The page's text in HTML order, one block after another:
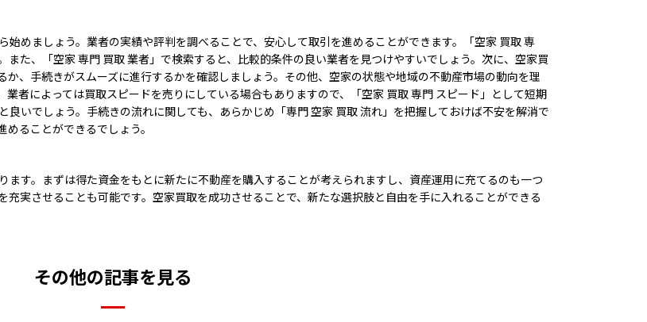
めましょう。業者の実績や評判を調べることで、安心して取引を進めることができます。「空家 買取 専
た、「空家 専門 買取 業者」で検索すると、比較的条件の良い業者を見つけやすいでしょう。次に、空家買
、手続きがスムーズに進行するかを確認しましょう。その他、空家の状態や地域の不動産市場の動向を理
者によっては買取スピードを売りにしている場合もありますので、「空家 買取 専門 スピード」として短期
いでしょう。手続きの流れに関しても、あらかじめ「専門 空家 買取 流れ」を把握しておけば不安を解消で
ることができるでしょう。
す。まずは得た資金をもとに新たに不動産を購入することが考えられますし、資産運用に充てるのも一つ
実させることも可能です。空家買取を成功させることで、新たな選択肢と自由を手に入れることができる
その他の記事を見る